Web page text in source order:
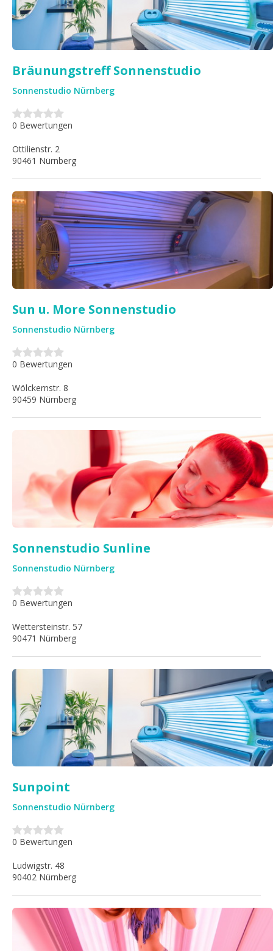
Bräunungstreff Sonnenstudio
Sonnenstudio Nürnberg
Ottilienstr. 2
90461 Nürnberg
0 Bewertungen
Sun u. More Sonnenstudio
Sonnenstudio Nürnberg
Wölckernstr. 8
90459 Nürnberg
0 Bewertungen
Sonnenstudio Sunline
Sonnenstudio Nürnberg
Wettersteinstr. 57
90471 Nürnberg
0 Bewertungen
Sunpoint
Sonnenstudio Nürnberg
Ludwigstr. 48
90402 Nürnberg
0 Bewertungen